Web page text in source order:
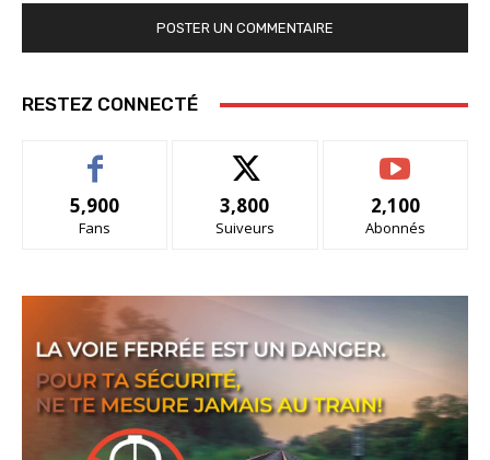
RESTEZ CONNECTÉ
5,900
Fans
3,800
Suiveurs
2,100
Abonnés